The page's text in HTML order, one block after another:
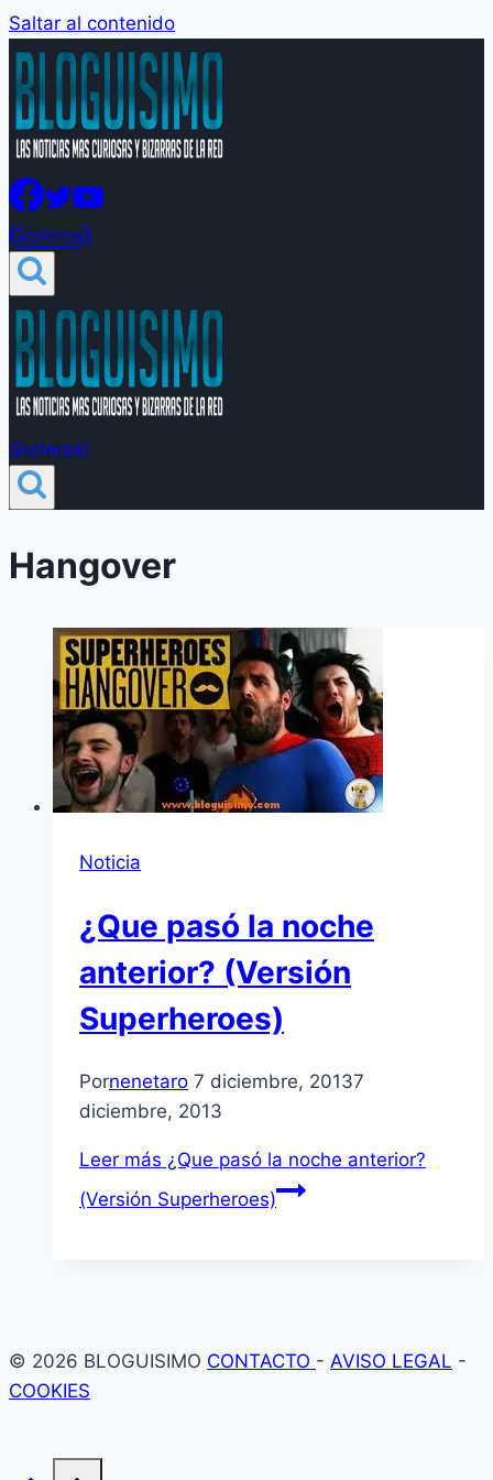
Saltar al contenido
Groleros!
Groleros!
Hangover
Noticia
¿Que pasó la noche
anterior? (Versión
Superheroes)
Pornenetaro 7 diciembre, 20137
diciembre, 2013
Leer más ¿Que pasó la noche anterior?
(Versión Superheroes)
© 2026 BLOGUISIMO CONTACTO - AVISO LEGAL -
COOKIES